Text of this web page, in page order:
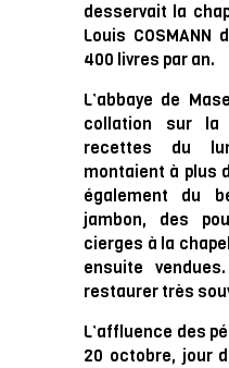
desservait la
Louis COSMANN
400 livres par an.
L’abbaye de
collation sur la
recettes du
montaient à plus
également du
jambon, des
cierges à la
ensuite
restaurer très
L’affluence des
20 octobre, jour